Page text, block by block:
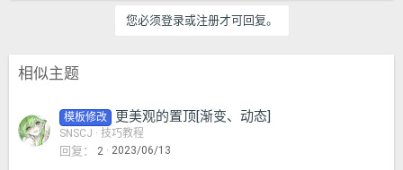
您必须登录或注册才可回复。
相似主题
模板修改 更美观的置顶[渐变、动态]
SNSCJ 技巧教程
回复 2 2023/06/13